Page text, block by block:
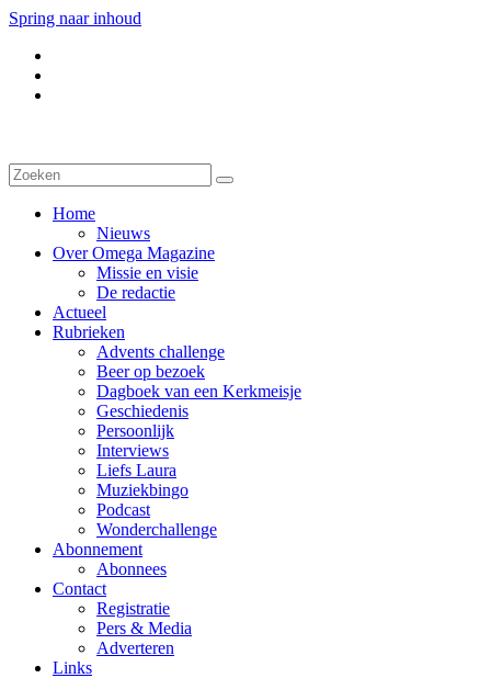
Spring naar inhoud
Home
Nieuws
Over Omega Magazine
Missie en visie
De redactie
Actueel
Rubrieken
Advents challenge
Beer op bezoek
Dagboek van een Kerkmeisje
Geschiedenis
Persoonlijk
Interviews
Liefs Laura
Muziekbingo
Podcast
Wonderchallenge
Abonnement
Abonnees
Contact
Registratie
Pers & Media
Adverteren
Links